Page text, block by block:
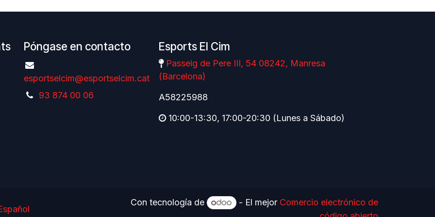
Esports El Cim
Passeig de Pere III, 54 08242, Manresa
(Barcelona)
A58225988
10:00-13:30, 17:00-20:30 (Lunes a Sábado)
Póngase en contacto
esportselcim@esportselcim.cat
93 874 00 06
Con tecnología de - El mejor Comercio electrónico de